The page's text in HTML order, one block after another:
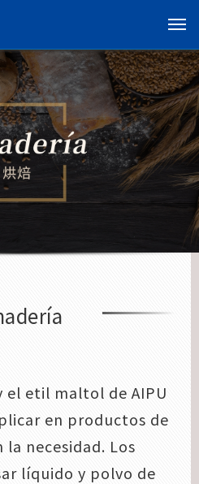
展
导
览
列
el etil maltol de AIPU
en productos de
necesidad. Los
líquido y polvo de